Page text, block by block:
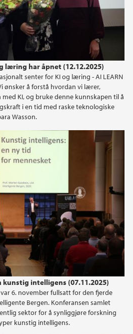
læring har åpnet (12.12.2025)
senter for KI og læring - AI LEARN
ønsker å forstå hvordan vi lærer,
KI, og bruke denne kunnskapen til å
i en tid med raske teknologiske
Wasson.
kunstig intelligens (07.11.2025)
6. november fullsatt for den fjerde
Bergen. Konferansen samlet
sektor for å synliggjøre forskning
kunstig intelligens.